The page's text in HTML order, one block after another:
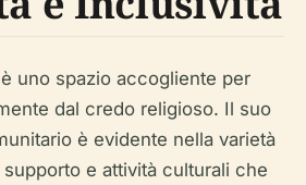
uno spazio accogliente per
dal credo religioso. Il suo
è evidente nella varietà
e attività culturali che